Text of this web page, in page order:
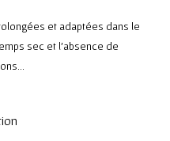
et adaptées dans le
sec et l’absence de